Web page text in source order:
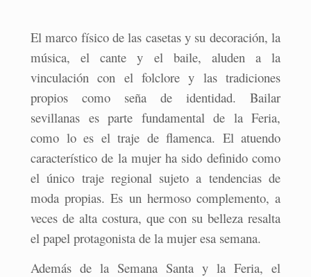
El marco físico de las casetas y su decoración, la
música, el cante y el baile, aluden a la
vinculación con el folclore y las tradiciones
propios como seña de identidad. Bailar
sevillanas es parte fundamental de la Feria,
como lo es el traje de flamenca. El atuendo
característico de la mujer ha sido definido como
el único traje regional sujeto a tendencias de
moda propias. Es un hermoso complemento, a
veces de alta costura, que con su belleza resalta
el papel protagonista de la mujer esa semana.
Además de la Semana Santa y la Feria, el